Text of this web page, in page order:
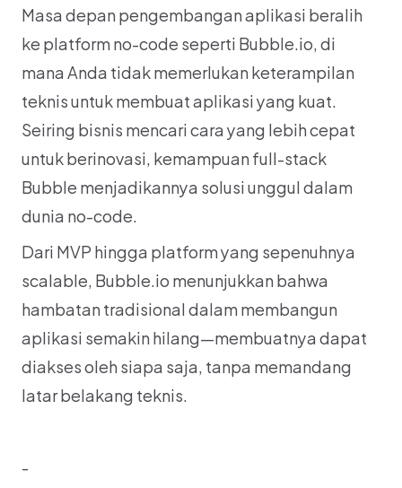
Masa depan pengembangan aplikasi beralih
ke platform no-code seperti Bubble.io, di
mana Anda tidak memerlukan keterampilan
teknis untuk membuat aplikasi yang kuat.
Seiring bisnis mencari cara yang lebih cepat
untuk berinovasi, kemampuan full-stack
Bubble menjadikannya solusi unggul dalam
dunia no-code.
Dari MVP hingga platform yang sepenuhnya
scalable, Bubble.io menunjukkan bahwa
hambatan tradisional dalam membangun
aplikasi semakin hilang—membuatnya dapat
diakses oleh siapa saja, tanpa memandang
latar belakang teknis.
-